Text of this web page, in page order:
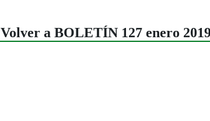
Volver a BOLETÍN 127 enero